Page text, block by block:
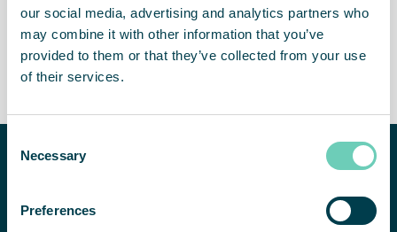
our social media, advertising and analytics partners who
may combine it with other information that you’ve
provided to them or that they’ve collected from your use
of their services.
Selection
Necessary
Preferences
Environnement plus sûr
Personnel en meilleure
Besoin d’aide pour
NOUS CONTACTER